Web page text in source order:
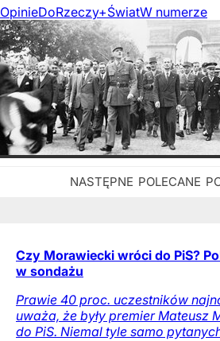
OpinieDoRzeczy+ŚwiatW numerze
Czy Morawiecki wróci do PiS?
w sondażu
Prawie 40 proc. uczestników
uważa, że były premier Mateusz
do PiS. Niemal tyle samo